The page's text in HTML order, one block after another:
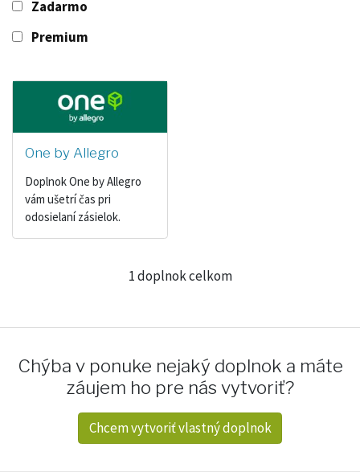
Zadarmo
Premium
One by Allegro
Doplnok One by Allegro
vám ušetrí čas pri
odosielaní zásielok.
1 doplnok celkom
Chýba v ponuke nejaký doplnok a máte
záujem ho pre nás vytvoriť?
Chcem vytvoriť vlastný doplnok